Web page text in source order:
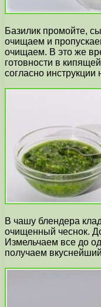
Базилик промойте,
очищаем и
очищаем. В это же
готовности в
согласно инструкции
В чашу блендера
очищенный чеснок.
Измельчаем все до
получаем